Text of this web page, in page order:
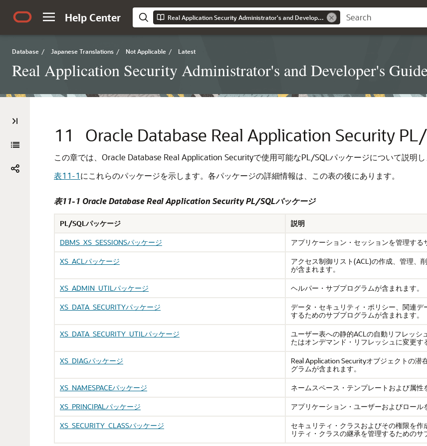
Help Center Real Application Security Administrator's and Developer's Guide
Database / Japanese Translations / Not Applicable / Latest
Real Application Security Administrator's and Developer's
11 Oracle Database Real Application Security
この章では、Oracle Database Real Application Securityで使用可能なPL/SQLパッケージについて説明し
表11-1にこれらのパッケージを示します。各パッケージの詳細情報は、この表の後にあります。
表11-1 Oracle Database Real Application Security PL/SQLパッケージ
PL/SQLパッケージ
説明
DBMS_XS_SESSIONSパッケージ
アプリケーション・セッションを管理する
XS_ACLパッケージ
アクセス制御リスト(ACL)の作成、管理、
が含まれます。
XS_ADMIN_UTILパッケージ
ヘルパー・サブプログラムが含まれます。
XS_DATA_SECURITYパッケージ
データ・セキュリティ・ポリシー、関連
するためのサブプログラムが含まれます。
XS_DATA_SECURITY_UTILパッケージ
ユーザー表への静的ACLの自動リフレッシ
たはオンデマンド・リフレッシュに変更す
XS_DIAGパッケージ
Real Application Securityオブジェクトの
グラムが含まれます。
XS_NAMESPACEパッケージ
ネームスペース・テンプレートおよび属性
XS_PRINCIPALパッケージ
アプリケーション・ユーザーおよびロール
XS_SECURITY_CLASSパッケージ
セキュリティ・クラスおよびその権限を
リティ・クラスの継承を管理するためのサ